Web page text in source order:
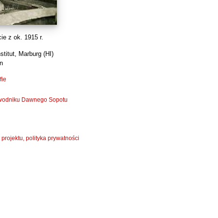
z ok. 1915 r.
Marburg (HI)
Dawnego Sopotu
polityka prywatności